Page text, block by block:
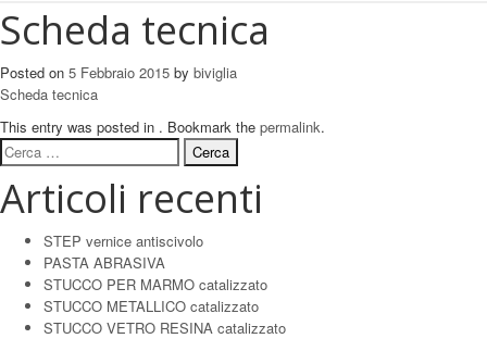
Scheda tecnica
Posted on 5 Febbraio 2015 by biviglia
Scheda tecnica
This entry was posted in . Bookmark the permalink.
Ricerca
per:
Articoli recenti
STEP vernice antiscivolo
PASTA ABRASIVA
STUCCO PER MARMO catalizzato
STUCCO METALLICO catalizzato
STUCCO VETRO RESINA catalizzato